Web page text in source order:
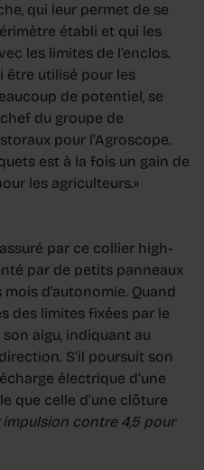
qui leur permet de se
établi et qui les
les limites de l’enclos.
être utilisé pour les
de potentiel, se
du groupe de
pour l’Agroscope.
est à la fois un gain de
les agriculteurs.»
par ce collier high-
par de petits panneaux
d’autonomie. Quand
des limites fixées par le
aigu, indiquant au
S’il poursuit son
électrique d’une
que celle d’une clôture
contre 4,5 pour